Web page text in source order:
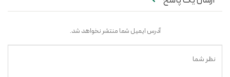
آدرس ایمیل شما منتشر نخواهد شد.